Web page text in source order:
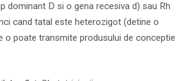
dominant D si o gena recesiva d) sau Rh
cand tatal este heterozigot (detine o
o poate transmite produsului de conceptie